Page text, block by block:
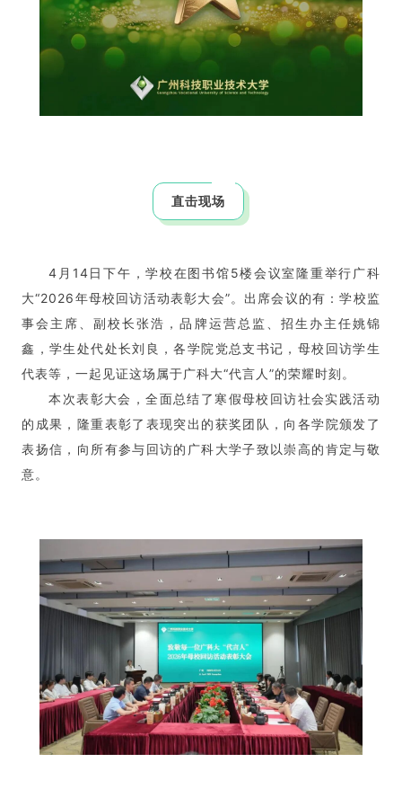
直击现场
4月14日下午，学校在图书馆5楼会议室隆重举行广科
大“2026年母校回访活动表彰大会”。出席会议的有：学校监
事会主席、副校长张浩，品牌运营总监、招生办主任姚锦
鑫，学生处代处长刘良，各学院党总支书记， 母校回访学生
代表等，一起见证这场属于广科大“代言人”的荣耀时刻。
本次表彰大会，全面总结了寒假母校回访社会实践活动
的成果，隆重表彰了表现突出的获奖团队，向各学院颁发了
表扬信，向所有参与回访的广科大学子致以崇高的肯定与敬
意。